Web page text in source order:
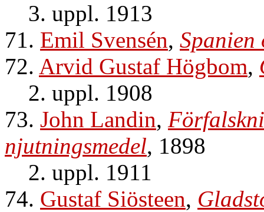
3. uppl. 1913
71. Emil Svensén, Spanien
72. Arvid Gustaf Högbom,
2. uppl. 1908
73. John Landin,
njutningsmedel, 1898
2. uppl. 1911
74. Gustaf Siösteen,